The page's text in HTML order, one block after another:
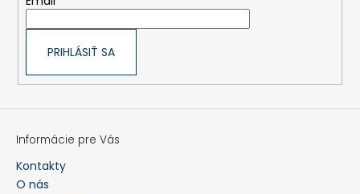
ť
PRIHLÁSIŤ SA
Informácie pre Vás
Kontakty
O nás